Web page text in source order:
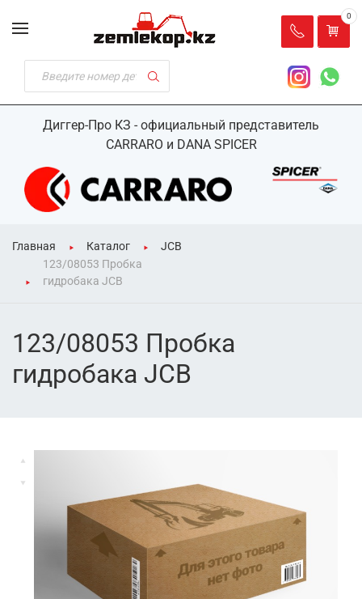
Диггер-Про КЗ - официальный представитель
CARRARO и DANA SPICER
0
Главная Каталог
JCB
123/08053 Пробка
гидробака JCB
123/08053 Пробка
гидробака JCB